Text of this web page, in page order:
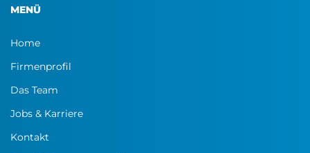
MENÜ
Home
Firmenprofil
Das Team
Jobs & Karriere
Kontakt